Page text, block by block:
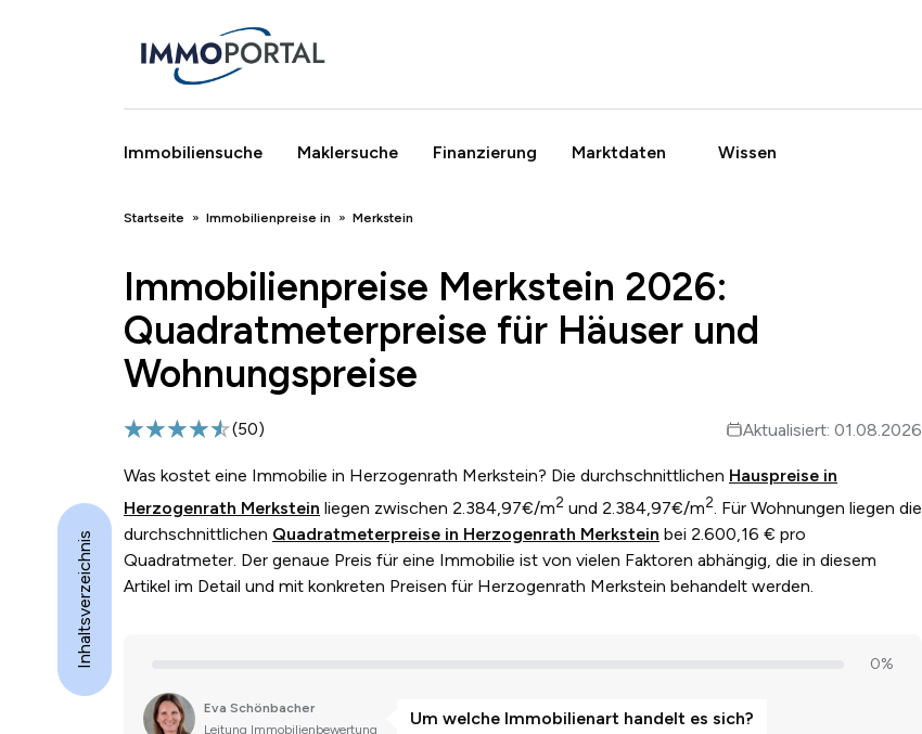
Immobiliensuche Maklersuche Finanzierung Marktdaten Wissen
Breadcrumb
Startseite Immobilienpreise in Merkstein
Immobilienpreise Merkstein 2026:
Quadratmeterpreise für Häuser und
Wohnungspreise
(50) Aktualisiert: 01.08.2026
Was kostet eine Immobilie in Herzogenrath Merkstein? Die durchschnittlichen Hauspreise in
Herzogenrath Merkstein liegen zwischen 2.384,97€/m2 und 2.384,97€/m2. Für Wohnungen liegen die
durchschnittlichen Quadratmeterpreise in Herzogenrath Merkstein bei 2.600,16 € pro
Quadratmeter. Der genaue Preis für eine Immobilie ist von vielen Faktoren abhängig, die in diesem
Artikel im Detail und mit konkreten Preisen für Herzogenrath Merkstein behandelt werden.
Inhaltsverzeichnis